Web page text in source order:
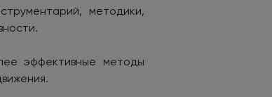
методики,
эффективные методы